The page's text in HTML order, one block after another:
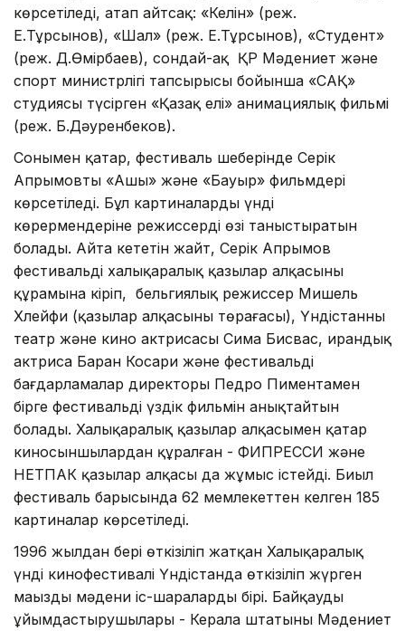
көрсетіледі, атап айтсақ: «Келін» (реж.
Е.Тұрсынов), «Шал» (реж. Е.Тұрсынов), «Студент»
(реж. Д.Өмірбаев), сондай-ақ ҚР Мәдениет және
спорт министрлігі тапсырысы бойынша «САҚ»
студиясы түсірген «Қазақ елі» анимациялық фильмі
(реж. Б.Дәуренбеков).
Сонымен қатар, фестиваль шеңберінде Серік
Апрымовтың «Аңшы» және «Бауыр» фильмдері
көрсетіледі. Бұл картиналарды үнді
көрермендеріне режиссердің өзі таныстыратын
болады. Айта кететін жайт, Серік Апрымов
фестивальдің халықаралық қазылар алқасының
құрамына кіріп, бельгиялық режиссер Мишель
Хлейфи (қазылар алқасының төрағасы), Үндістанның
театр және кино актрисасы Сима Бисвас, ирандық
актриса Баран Косари және фестивальдің
бағдарламалар директоры Педро Пиментамен
бірге фестивальдің үздік фильмін анықтайтын
болады. Халықаралық қазылар алқасымен қатар
киносыншылардан құралған - ФИПРЕССИ және
НЕТПАК қазылар алқасы да жұмыс істейді. Биыл
фестиваль барысында 62 мемлекеттен келген 185
картиналар көрсетіледі.
1996 жылдан бері өткізіліп жатқан Халықаралық
үнді кинофестивалі Үндістанда өткізіліп жүрген
маңызды мәдени іс-шаралардың бірі. Байқаудың
ұйымдастырушылары - Керала штатының Мәдениет